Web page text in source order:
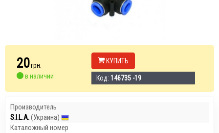
20грн.
в наличии
КУПИТЬ
Код: 146735 -19
Производитель
S.I.L.A.(Украина)
Каталожный номер